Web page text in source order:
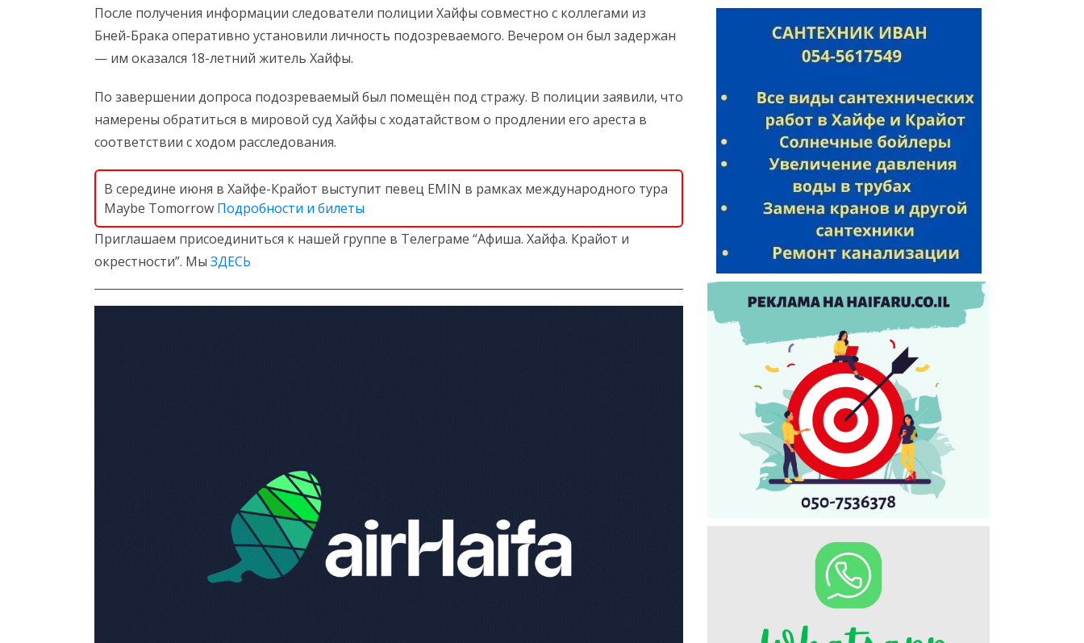
После получения информации следователи полиции Хайфы совместно с коллегами из
Бней-Брака оперативно установили личность подозреваемого. Вечером он был задержан
— им оказался 18-летний житель Хайфы.
По завершении допроса подозреваемый был помещён под стражу. В полиции заявили, что
намерены обратиться в мировой суд Хайфы с ходатайством о продлении его ареста в
соответствии с ходом расследования.
В середине июня в Хайфе-Крайот выступит певец EMIN в рамках международного тура
Maybe Tomorrow Подробности и билеты
Приглашаем присоединиться к нашей группе в Телеграме “Афиша. Хайфа. Крайот и
окрестности”. Мы ЗДЕСЬ